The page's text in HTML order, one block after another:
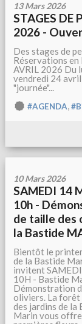
13 Mars 2026
STAGES DE
2026 -
Des stages de
Réservations en
AVRIL 2026 Du
vendredi 24
"journée"...
#AGENDA,
10 Mars 2026
SAMEDI 14
10h -
de taille des
la Bastide
Bientôt le
de la Bastide
invitent
10H - Bastide
Démonstration
oliviers. La forêt
des jardins de la
Marin vous offre